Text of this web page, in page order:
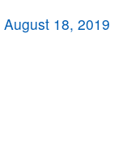
August 18, 2019